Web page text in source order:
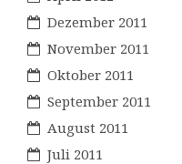
Dezember 2011
November 2011
Oktober 2011
September 2011
August 2011
Juli 2011